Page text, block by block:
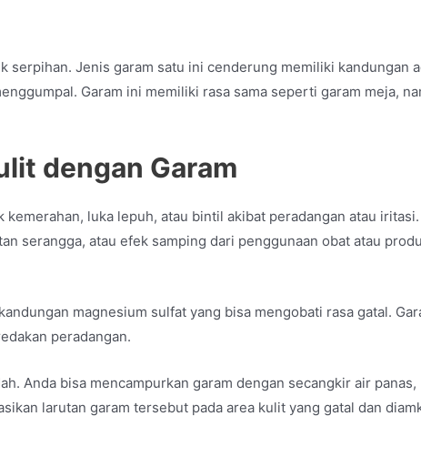
serpihan. Jenis garam satu ini cenderung memiliki kandungan
Garam ini memiliki rasa sama seperti garam meja,
dengan Garam
luka lepuh, atau bintil akibat peradangan atau iritasi.
serangga, atau efek samping dari penggunaan obat atau
magnesium sulfat yang bisa mengobati rasa gatal.
peradangan.
Anda bisa mencampurkan garam dengan secangkir air panas,
larutan garam tersebut pada area kulit yang gatal dan